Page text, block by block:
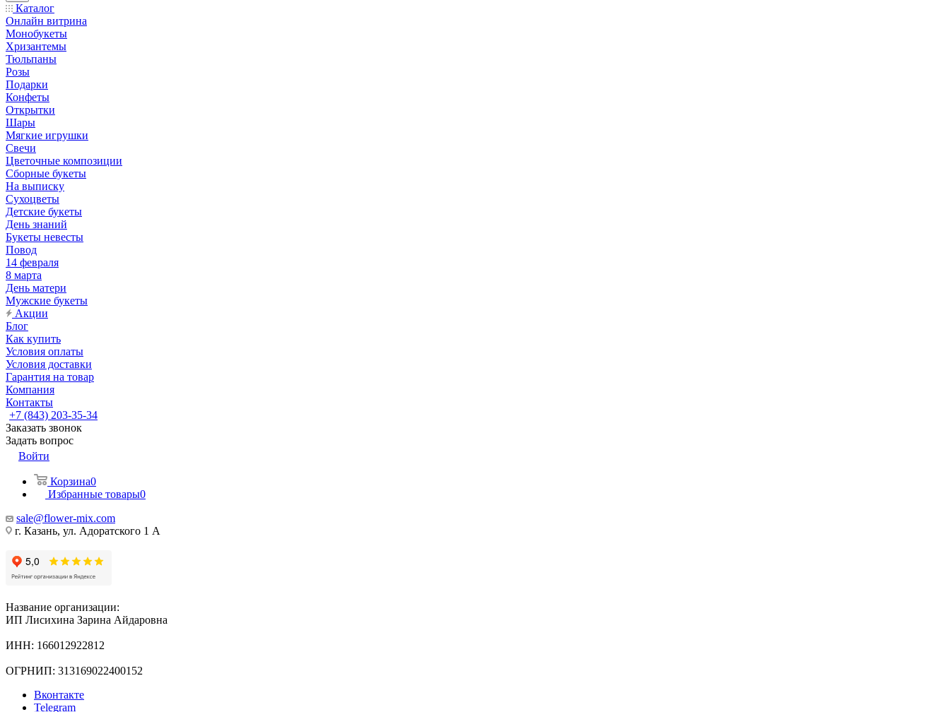
Каталог
Онлайн витрина
Монобукеты
Хризантемы
Тюльпаны
Розы
Подарки
Конфеты
Открытки
Шары
Мягкие игрушки
Свечи
Цветочные композиции
Сборные букеты
На выписку
Сухоцветы
Детские букеты
День знаний
Букеты невесты
Повод
14 февраля
8 марта
День матери
Мужские букеты
Акции
Блог
Как купить
Условия оплаты
Условия доставки
Гарантия на товар
Компания
Контакты
+7 (843) 203-35-34
Заказать звонок
Задать вопрос
Войти
Корзина0
Избранные товары0
sale@flower-mix.com
г. Казань, ул. Адоратского 1 А
Название организации:
ИП Лисихина Зарина Айдаровна
ИНН: 166012922812
ОГРНИП: 313169022400152
Вконтакте
Telegram